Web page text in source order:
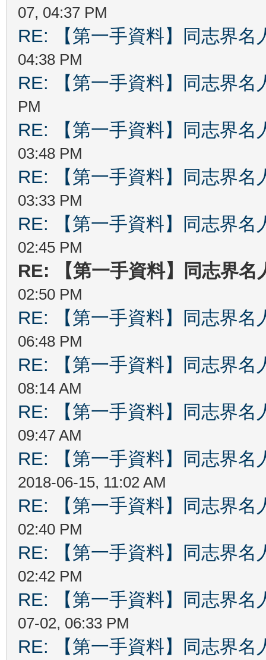
07, 04:37 PM
RE: 【第一手資料】同志界名
04:38 PM
RE: 【第一手資料】同志界名
PM
RE: 【第一手資料】同志界名
03:48 PM
RE: 【第一手資料】同志界名
03:33 PM
RE: 【第一手資料】同志界名
02:45 PM
RE: 【第一手資料】同志界名
02:50 PM
RE: 【第一手資料】同志界名
06:48 PM
RE: 【第一手資料】同志界名
08:14 AM
RE: 【第一手資料】同志界名
09:47 AM
RE: 【第一手資料】同志界名
2018-06-15, 11:02 AM
RE: 【第一手資料】同志界名
02:40 PM
RE: 【第一手資料】同志界名
02:42 PM
RE: 【第一手資料】同志界名
07-02, 06:33 PM
RE: 【第一手資料】同志界名